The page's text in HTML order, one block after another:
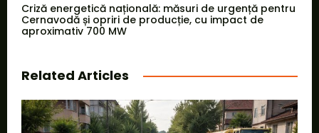
Criză energetică națională: măsuri de urgență pentru
Cernavodă și opriri de producție, cu impact de
aproximativ 700 MW
Related Articles